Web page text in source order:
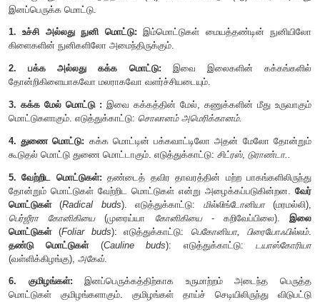
அமைந்திருக்கும். இந்த மொட்டுகள் வளர்ச்சியடையும்
பகுதிகள் நீண்டு இலைகள் விரிவடைகின்றன. மொட்டின்
தண்டைப் போலவே இருப்பதனால் அவை பக்கக்
மலராகவோ அல்லது மஞ்சரியாகவோ வளர்கின்றன. தோற்றத்தின்
மொட்டுகளைப் பின்வருமாறு வகைப்படுத்தலாம். (அ) உச்சி
பின்வருமாறு வகைப்படுத்தலாம். (அ) உடல மொட்டு (ஆ)
இனப்பெருக்க மொட்டு.
1. உச்சி அல்லது நுனி மொட்டு:இம்மொட்டுகள்
கிளைகளின் நுனிகளிலோ அமைந்திருக்கும்.
2. பக்க அல்லது கக்க மொட்டு:
இவை இலைகளின்
தோன்றிகிளையாகவோ மலராகவோ வளர்ச்சியடையும்.
3. கக்க மேல் மொட்டு :இவை கக்கத்தின் மேல், கணுக்களின்
மொட்டுகளாகும். எடுத்துக்காட்டு:
4. துணை மொட்டு:கக்க மொட்டின் பக்கவாட்டிலோ அதன்